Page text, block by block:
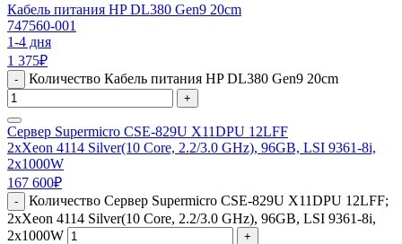
Кабель питания HP DL380 Gen9 20cm
747560-001
1-4 дня
1 375₽
- Количество Кабель питания HP DL380 Gen9 20cm
+
Сервер Supermicro CSE-829U X11DPU 12LFF
2xXeon 4114 Silver(10 Core, 2.2/3.0 GHz), 96GB, LSI 9361-8i,
2x1000W
167 600₽
-
Количество Сервер Supermicro CSE-829U X11DPU 12LFF;
2xXeon 4114 Silver(10 Core, 2.2/3.0 GHz), 96GB, LSI 9361-8i,
2x1000W
+